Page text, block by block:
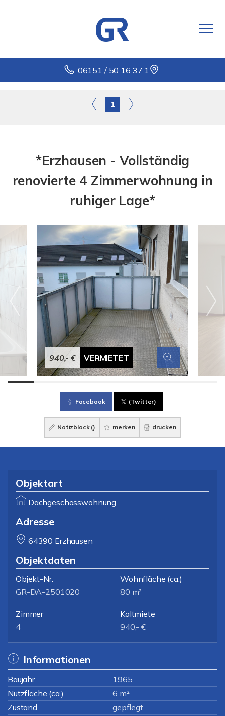
06151 / 50 16 37 1
1
*Erzhausen - Vollständig
renovierte 4 Zimmerwohnung in
ruhiger Lage*
940,- € VERMIETET
Facebook (Twitter)
Notizblock () merken drucken
Objektart
Dachgeschosswohnung
Adresse
64390 Erzhausen
Objektdaten
Objekt-Nr.
GR-DA-2501020
Wohnfläche (ca.)
80 m²
Zimmer
4
Kaltmiete
940,- €
Informationen
Baujahr
1965
Nutzfläche (ca.)
6 m²
Zustand
gepflegt